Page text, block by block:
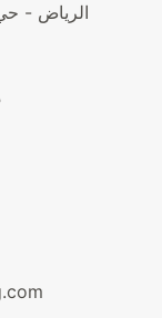
الرياض - حي